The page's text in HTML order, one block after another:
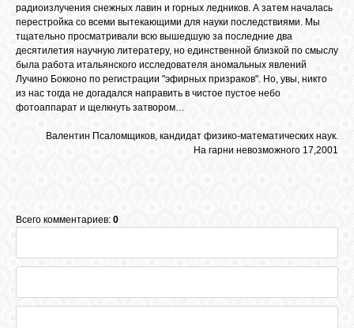
радиоизлучения снежных лавин и горных ледников. А затем началась
перестройка со всеми вытекающими для науки последствиями. Мы
тщательно просматривали всю вышедшую за последние два
десятилетия научную литератеру, но единственной близкой по смыслу
была работа итальянского исследователя аномальных явлений
Лучино Бокконо по регистрации "эфирных призраков". Но, увы, никто
из нас тогда не догадался направить в чистое пустое небо
фотоаппарат и щелкнуть затвором…
Валентин Псаломщиков, кандидат физико-математических наук.
На гарни невозможного 17,2001
Всего комментариев: 0